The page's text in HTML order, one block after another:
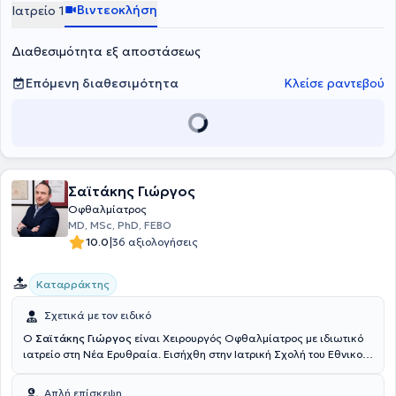
Ιατρείο 1 Βιντεοκλήση
Διαθεσιμότητα εξ αποστάσεως
Επόμενη διαθεσιμότητα
Κλείσε ραντεβού
Σαϊτάκης Γιώργος
Οφθαλμίατρος
MD, MSc, PhD, FEBO
10.0|36 αξιολογήσεις
Καταρράκτης
Σχετικά με τον ειδικό
Ο Σαϊτάκης Γιώργος είναι Χειρουργός Οφθαλμίατρος με ιδιωτικό
ιατρείο στη Νέα Ερυθραία. Εισήχθη στην Ιατρική Σχολή του Εθνικού
εισαγωγικών εξετάσεων. Διετέλεσε υπότροφος του «Γερουλακείου
Απλή επίσκεψη